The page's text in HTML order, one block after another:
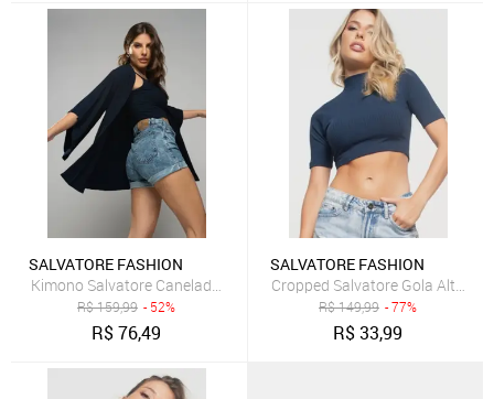
SALVATORE FASHION
Kimono Salvatore Canelado Azul Marinho
R$159,99 - 52%
R$76,49
SALVATORE FASHION
Cropped Salvatore Gola Alta
R$149,99 - 77%
R$33,99